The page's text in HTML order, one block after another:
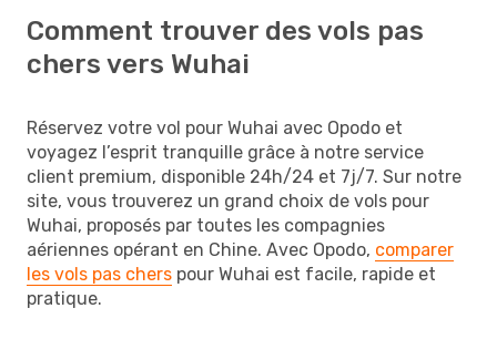
Comment trouver des vols pas
chers vers Wuhai
Réservez votre vol pour Wuhai avec Opodo et
voyagez l’esprit tranquille grâce à notre service
client premium, disponible 24h/24 et 7j/7. Sur notre
site, vous trouverez un grand choix de vols pour
Wuhai, proposés par toutes les compagnies
aériennes opérant en Chine. Avec Opodo, comparer
les vols pas chers pour Wuhai est facile, rapide et
pratique.